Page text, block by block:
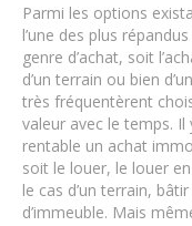
Parmi les options
l’une des plus
genre d’achat, soit
d’un terrain ou bien
très fréquentèrent
valeur avec le temps.
rentable un achat
soit le louer, le louer
le cas d’un terrain,
d’immeuble. Mais